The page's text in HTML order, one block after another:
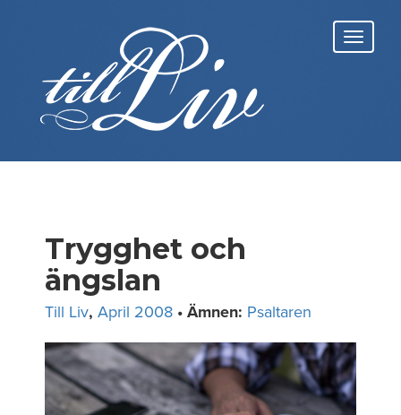
Trygghet och
ängslan
Till Liv, April 2008 • Ämnen: Psaltaren